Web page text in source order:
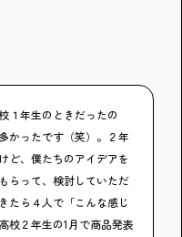
１年生のときだったの
かったです（笑）。２年
ど、僕たちのアイデアを
らって、検討していただ
たら４人で「こんな感じ
校２年生の1月で商品発表